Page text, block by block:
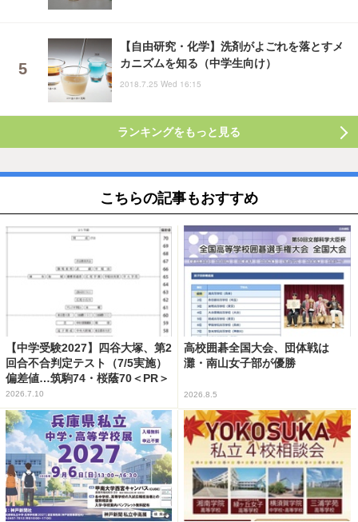
【自由研究・化学】洗剤がよごれを落とすメ
カニズムを知る（中学生向け）
2018.7.25 Wed 16:15
ランキングをもっと見る
こちらの記事もおすすめ
【中学受験2027】四谷大塚、第2
回合不合判定テスト（7/5実施）
偏差値…筑駒74・桜蔭70＜PR＞
2026.7.10
高校囲碁全国大会、団体戦は
灘・南山女子部が優勝
2026.8.5